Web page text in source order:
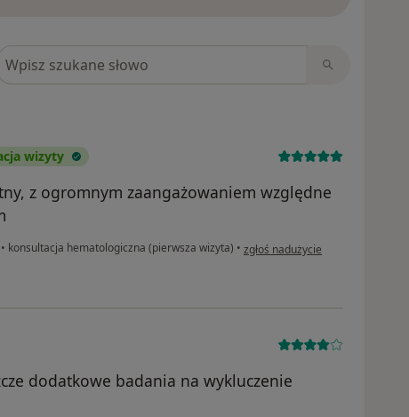
w opiniach
wizyty
z ogromnym zaangażowaniem względne
• konsultacja hematologiczna (pierwsza wizyta) • w opinii użytkownika Anna Sobczak
zgłoś nadużycie
dodatkowe badania na wykluczenie